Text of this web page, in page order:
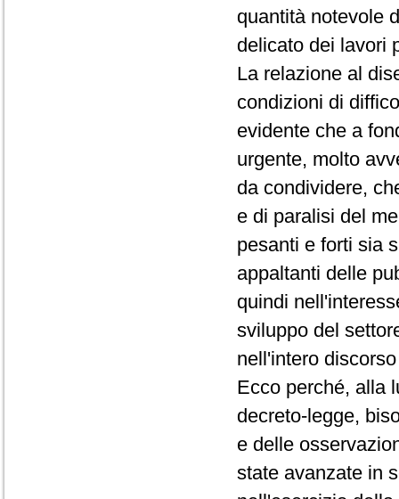
quantità notevole
delicato dei lavori
La relazione al
condizioni di
evidente che a
urgente, molto
da condividere,
e di paralisi del
pesanti e forti sia
appaltanti delle
quindi
sviluppo del
nell'intero
Ecco perché, alla
decreto-legge,
e delle
state avanzate in